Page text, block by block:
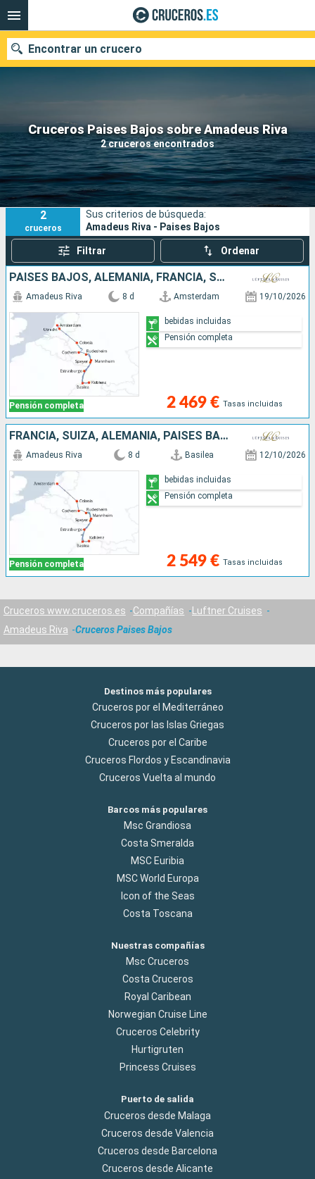
Cruceros Paises Bajos sobre Amadeus Riva
2 cruceros encontrados
Encontrar un crucero
Nuestros destinos
Fecha de salida
Puertos Compañías
Buscar
2
cruceros
Sus criterios de búsqueda:
Amadeus Riva - Paises Bajos
Filtrar Ordenar
PAISES BAJOS, ALEMANIA, FRANCIA, SUIZA
Pensión completa
Amadeus Riva 8 d Amsterdam 19/10/2026
2 469 € Tasas incluidas
bebidas incluidas
Pensión completa
FRANCIA, SUIZA, ALEMANIA, PAISES BAJOS
Pensión completa
Amadeus Riva 8 d Basilea 12/10/2026
2 549 € Tasas incluidas
bebidas incluidas
Pensión completa
Cruceros www.cruceros.es Compañías
Luftner Cruises
Amadeus Riva
Cruceros Paises Bajos
Destinos más populares
Cruceros por el Mediterráneo
Cruceros por las Islas Griegas
Cruceros por el Caribe
Cruceros Flordos y Escandinavia
Cruceros Vuelta al mundo
Barcos más populares
Msc Grandiosa
Costa Smeralda
MSC Euribia
MSC World Europa
Icon of the Seas
Costa Toscana
Nuestras compañías
Msc Cruceros
Costa Cruceros
Royal Caribean
Norwegian Cruise Line
Cruceros Celebrity
Hurtigruten
Princess Cruises
Puerto de salida
Cruceros desde Malaga
Cruceros desde Valencia
Cruceros desde Barcelona
Cruceros desde Alicante